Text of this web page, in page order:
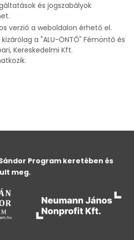
és jogszabályok
verzió a weboldalon érhető el.
a "ALU-ÖNTŐ" Fémöntő és
Kereskedelmi Kft.
Program keretében és
meg.